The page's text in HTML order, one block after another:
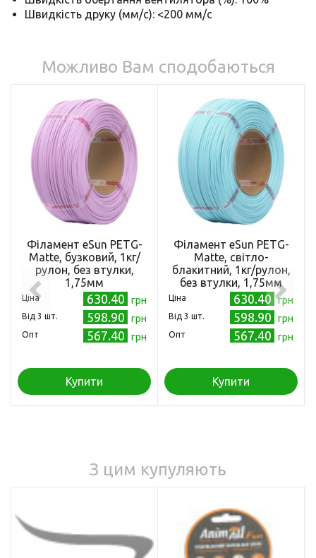
Швидкість друку (мм/с): <200 мм/с
Можливо Вам сподобаються
Філамент eSun PETG-
Matte, бузковий, 1кг/
рулон, без втулки,
1,75мм
Ціна 630.40 грн
Від 3 шт. 598.90 грн
Опт 567.40 грн
Купити
Філамент eSun PETG-
Matte, світло-
блакитний, 1кг/рулон,
без втулки, 1,75мм
Ціна 630.40 грн
Від 3 шт. 598.90 грн
Опт 567.40 грн
Купити
З цим купуляють